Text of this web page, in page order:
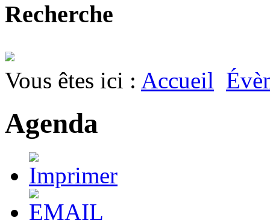
Recherche
Vous êtes ici : Accueil
Agenda